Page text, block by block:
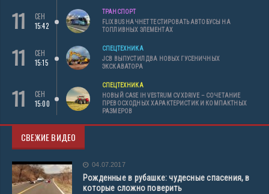
11
СЕН
15:42
ТРАНСПОРТ
FLIXBUS НАЧНЕТ ТЕСТИРОВАТЬ АВТОБУСЫ НА
ТОПЛИВНЫХ ЭЛЕМЕНТАХ
11
СЕН
15:15
СПЕЦТЕХНИКА
JCB ВЫПУСТИЛ ДВА НОВЫХ ГУСЕНИЧНЫХ
ЭКСКАВАТОРА
11
СЕН
15:00
СПЕЦТЕХНИКА
НОВЫЙ CASE IH VESTRUM CVXDRIVE – СОЧЕТАНИЕ
ПРЕВОСХОДНЫХ ХАРАКТЕРИСТИК И КОМПАКТНЫХ
РАЗМЕРОВ
СВЕЖИЕ ВИДЕО
04.07.2017
Рожденные в рубашке: чудесные спасения, в
которые сложно поверить